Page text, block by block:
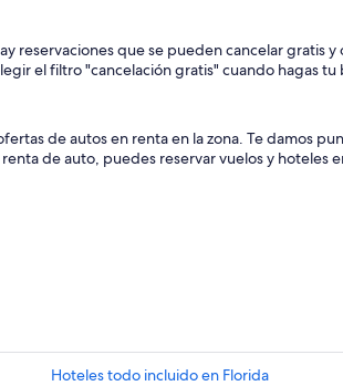
reservaciones que se pueden cancelar gratis
el filtro "cancelación gratis" cuando hagas tu
de autos en renta en la zona. Te damos
de auto, puedes reservar vuelos y hoteles
Hoteles todo incluido en Florida